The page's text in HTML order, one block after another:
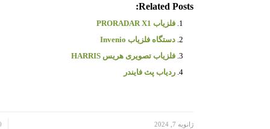
Related Posts:
فلزیاب PRORADAR X1
دستگاه فلزیاب Invenio
فلزیاب تصویری هریس HARRIS
ردیاب پث فایندر
ژانویه 7, 2024 0